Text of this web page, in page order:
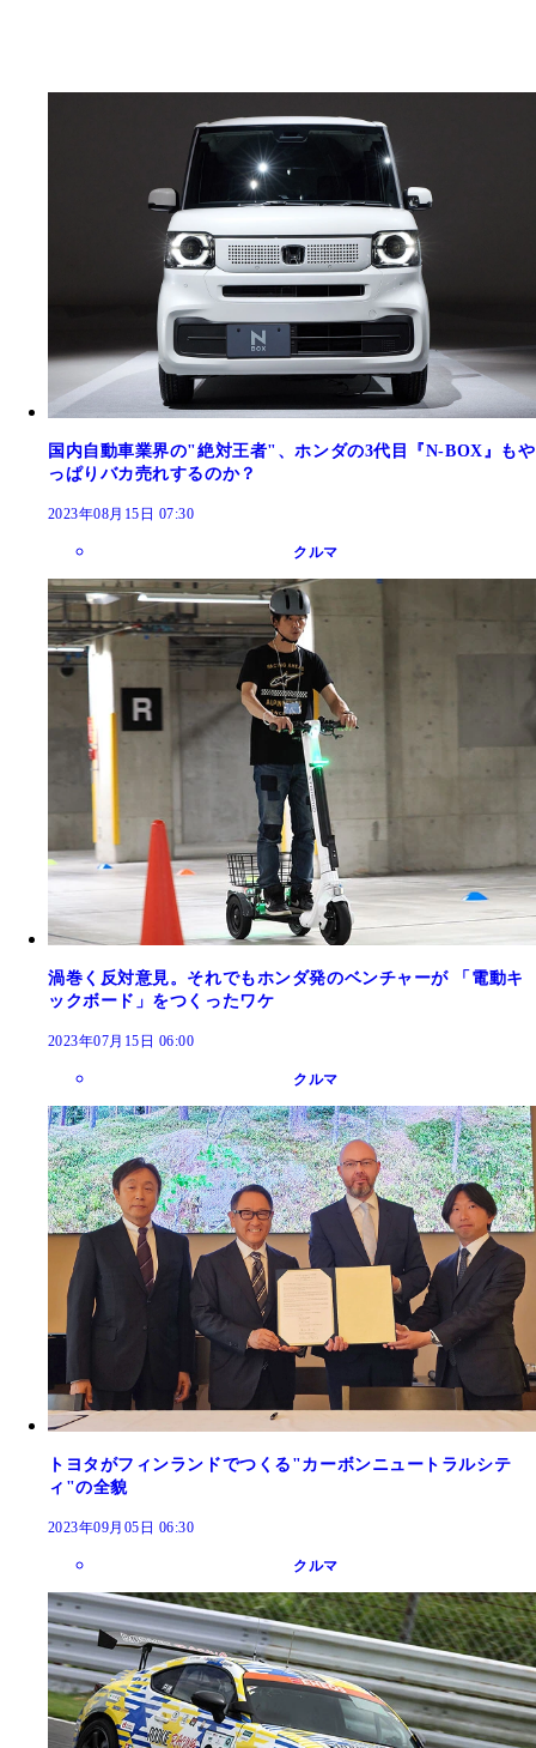
国内自動車業界の"絶対王者"、ホンダの3代目『N-BOX』もや
っぱりバカ売れするのか？
2023年08月15日 07:30
クルマ
渦巻く反対意見。それでもホンダ発のベンチャーが 「電動キ
ックボード」をつくったワケ
2023年07月15日 06:00
クルマ
トヨタがフィンランドでつくる"カーボンニュートラルシテ
ィ"の全貌
2023年09月05日 06:30
クルマ